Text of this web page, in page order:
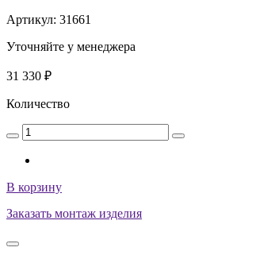
Артикул: 31661
Уточняйте у менеджера
31 330 ₽
Количество
В корзину
Заказать монтаж изделия